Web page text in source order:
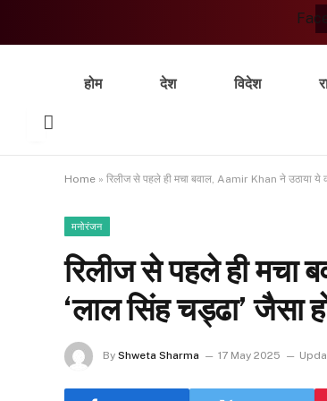
होम देश विदेश
Home » रिलीज से पहले ही मचा बवाल, Aamir Khan ने उठाया
मनोरंजन
रिलीज से पहले ही मचा
‘लाल सिंह चड्ढा’
By Shweta Sharma 17 May 2025